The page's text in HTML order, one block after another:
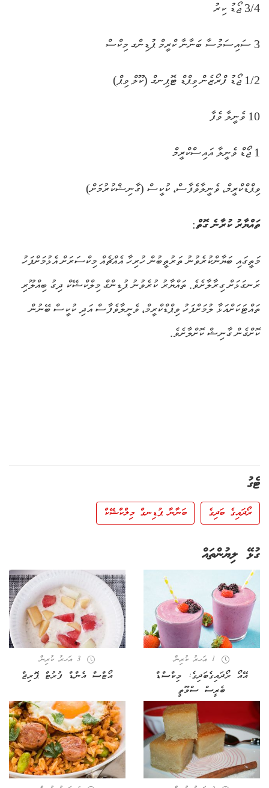
3/4 ޖޯޑު ކިރު
3 ސައިސަމުސާ ބަނާނާ ކްރީމް ޕުޑިންގ މިކްސް
1/2 ޖޯޑު ފްރޯޒެން ވިޕްޑް ޓޮޕިނގް (ކޫލް ވިޕް)
10 ވެނީލާ ވެފާ
1 ޖޯޑް ވެނީލާ އައިސްކްރީމް
ވިޕްޑްކްރީމް، ވެނީލާވެފާސް، ކުކީސް (ގާނިޝްކުރުމަށް)
ތައްޔާރު ކުރާނެ ގޮތް:
މަތީގައި ބަޔާންކުރެވުނު ތަރުތީބުން ހުރިހާ އެއްޗެއް މިކްސަރަށް އެޅުމަށްފަހު
ރަނގަޅަށް ގިރާލާށެވެ. ތައްޔާރު ކުރެވުނު ޕުޑިންގް މިލްކްޝޭކް ދިގު ބިއްލޫރި
ތައްޓަކަށްއަޅާ ލުމަށްފަހު ވިޕްޑްކްރީމް، ވެނީލާވެފާސް އަދި ކުކީސް ބޭނުން
ކޮށްގެން ގާނިޝް ކޮށްލާށެވެ.
ޓެގު
ރޯދައިގެ ބަދިގެ ބަނާނާ ޕުޑިނގް މިލްކްޝޭކް
ގުޅޭ ލިޔުންތައް
1 އަހރު ކުރިން
އޭއޯ ރޯދައިގެބަދިގެ: މިކްސްޑް
ބެރީސް ސްމޫތީ
3 އަހރު ކުރިން
އޯޓްސް އެންޑް ފުރުޓް ޕޮރިޖް